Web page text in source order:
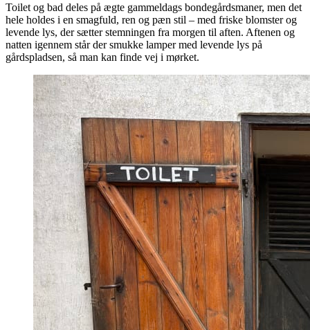
Toilet og bad deles på ægte gammeldags bondegårdsmaner, men det
hele holdes i en smagfuld, ren og pæn stil – med friske blomster og
levende lys, der sætter stemningen fra morgen til aften. Aftenen og
natten igennem står der smukke lamper med levende lys på
gårdspladsen, så man kan finde vej i mørket.